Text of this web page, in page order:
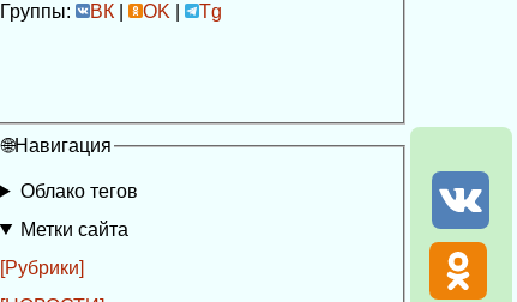
Группы: ВК| OK Tg
🌐Навигация
Облако тегов
Метки сайта
[Рубрики]